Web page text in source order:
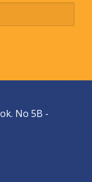
No 5B -